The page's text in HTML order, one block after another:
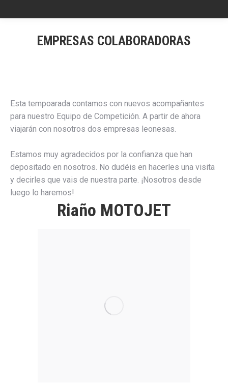
EMPRESAS COLABORADORAS
Esta tempoarada contamos con nuevos acompañantes
para nuestro Equipo de Competición. A partir de ahora
viajarán con nosotros dos empresas leonesas.
Estamos muy agradecidos por la confianza que han
depositado en nosotros. No dudéis en hacerles una visita
y decirles que vais de nuestra parte. ¡Nosotros desde
luego lo haremos!
Riaño MOTOJET